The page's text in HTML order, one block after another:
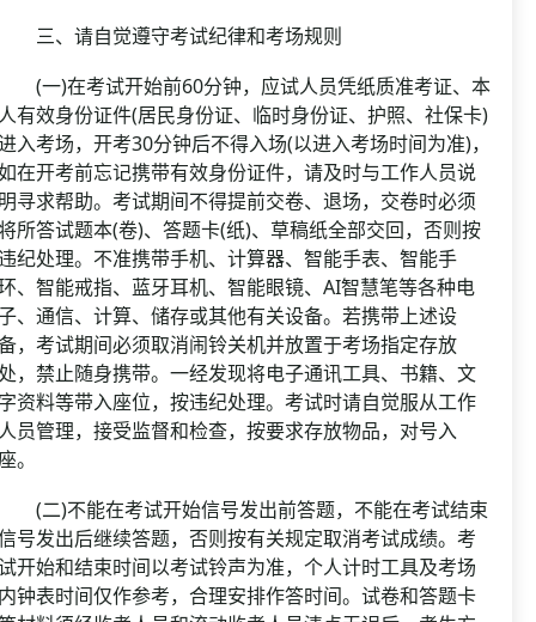
、请自觉遵守考试纪律和考场规则
一)在考试开始前60分钟，应试人员凭纸质准考证、本
有效身份证件(居民身份证、临时身份证、护照、社保卡)
入考场，开考30分钟后不得入场(以进入考场时间为准)，
在开考前忘记携带有效身份证件，请及时与工作人员说
寻求帮助。考试期间不得提前交卷、退场，交卷时必须
所答试题本(卷)、答题卡(纸)、草稿纸全部交回，否则按
纪处理。不准携带手机、计算器、智能手表、智能手
、智能戒指、蓝牙耳机、智能眼镜、AI智慧笔等各种电
、通信、计算、储存或其他有关设备。若携带上述设
，考试期间必须取消闹铃关机并放置于考场指定存放
，禁止随身携带。一经发现将电子通讯工具、书籍、文
资料等带入座位，按违纪处理。考试时请自觉服从工作
员管理，接受监督和检查，按要求存放物品，对号入
。
二)不能在考试开始信号发出前答题，不能在考试结束
号发出后继续答题，否则按有关规定取消考试成绩。考
开始和结束时间以考试铃声为准，个人计时工具及考场
钟表时间仅作参考，合理安排作答时间。试卷和答题卡